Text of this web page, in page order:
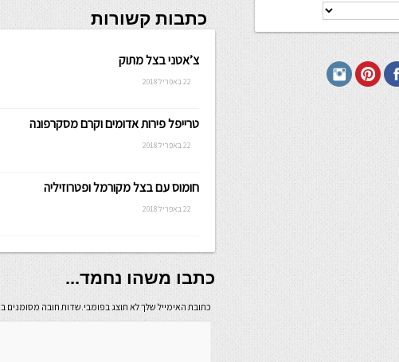
כתבות קשורות
צ’אטני בצל מתוק
22 באפריל 2018
טרייפל פירות אדומים וקרם מסקרפונה
22 באפריל 2018
חומוס עם בצל מקורמל ופטרוזיליה
22 באפריל 2018
כתבו משהו נחמד...
כתובת האימייל שלך לא תוצג בפומבי.שדות חובה מסומנים ב